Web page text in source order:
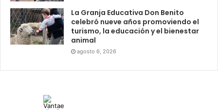
La Granja Educativa Don Benito
celebró nueve años promoviendo el
turismo, la educación y el bienestar
animal
agosto 6, 2026